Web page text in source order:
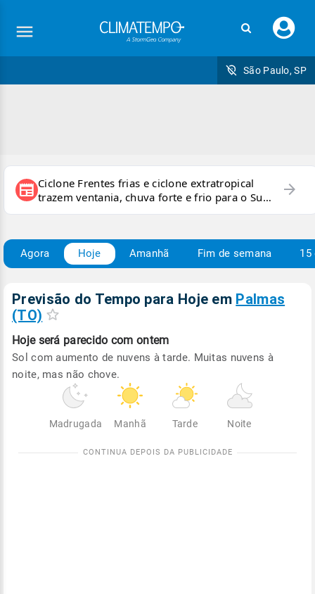
seu
São Paulo, SP
newspaper Ciclone Frentes frias e ciclone extratropical
trazem ventania, chuva forte e frio para o Sul
e Sudeste
arrow_forward
Agora Hoje Amanhã Fim de semana 15
Previsão do Tempo para Hoje em Palmas
(TO)
Hoje será parecido com ontem
Sol com aumento de nuvens à tarde. Muitas nuvens à
noite, mas não chove.
Madrugada Manhã Tarde Noite